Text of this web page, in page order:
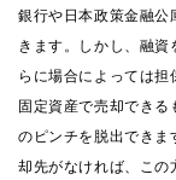
銀行や日本政策金融公
きます。しかし、融資
らに場合によっては担
固定資産で売却でき
のピンチを脱出できま
却先がなければ、この